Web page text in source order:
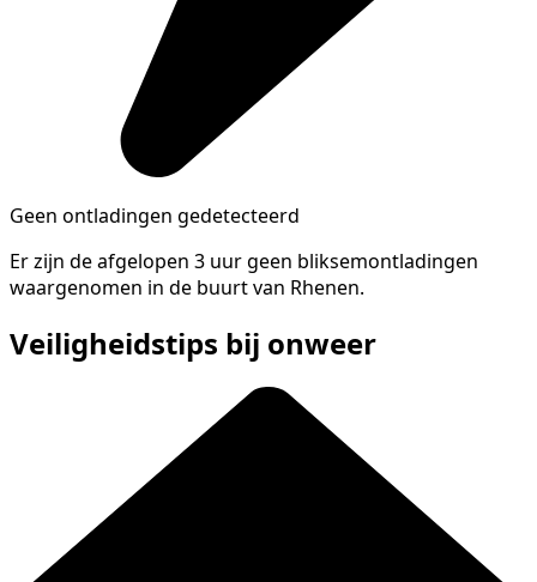
Geen ontladingen gedetecteerd
Er zijn de afgelopen 3 uur geen bliksemontladingen
waargenomen in de buurt van Rhenen.
Veiligheidstips bij onweer